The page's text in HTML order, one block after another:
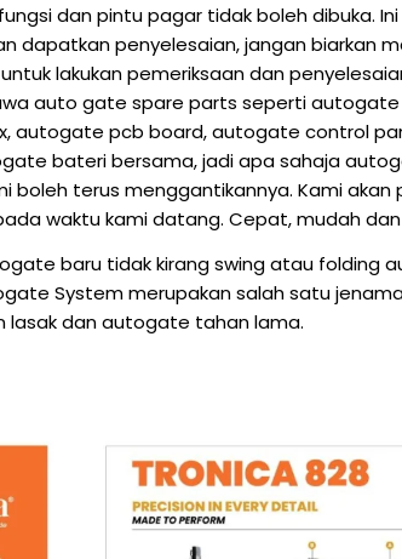
dan pintu pagar tidak boleh dibuka. Ini
dapatkan penyelesaian, jangan biarkan
lakukan pemeriksaan dan
auto gate spare parts seperti autogate
autogate pcb board, autogate control
bateri bersama, jadi apa sahaja
terus menggantikannya. Kami akan
waktu kami datang. Cepat, mudah dan
baru tidak kirang swing atau folding
System merupakan salah satu
dan autogate tahan lama.